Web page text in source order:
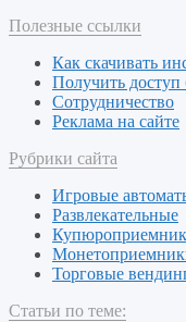
Полезные ссылки
Как скачивать
Получить доступ
Сотрудничество
Реклама на сайте
Рубрики сайта
Игровые
Развлекательные
Торговые
Статьи по теме: